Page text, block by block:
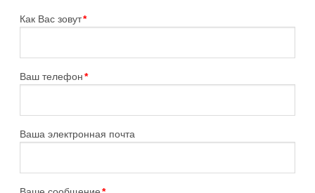
Как Вас зовут*
Ваш телефон*
Ваша электронная почта